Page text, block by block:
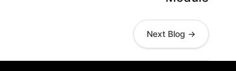
Next Blog →